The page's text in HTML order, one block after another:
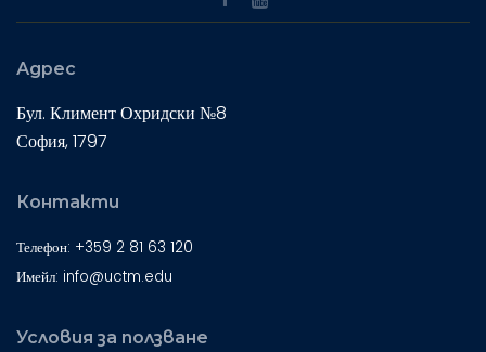
Адрес
Бул. Климент Охридски №8
София, 1797
Контакти
Телефон: +359 2 81 63 120
Имейл: info@uctm.edu
Условия за ползване